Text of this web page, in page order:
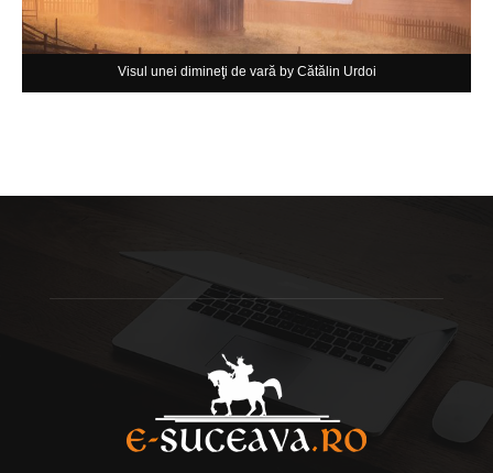
Visul unei dimineţi de vară by Cătălin Urdoi